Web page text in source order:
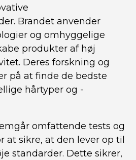
Brandet anvender
og omhyggelige
produkter af høj
Deres forskning og
på at finde de bedste
hårtyper og -
omfattende tests og
at sikre, at den lever op til
standarder. Dette sikrer,